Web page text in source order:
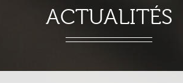
ACTUALITÉS